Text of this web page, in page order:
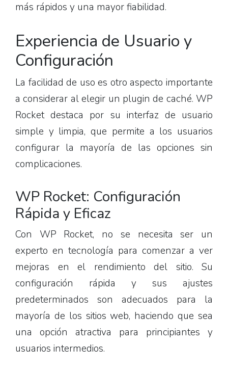
más rápidos y una mayor fiabilidad.
Experiencia de Usuario y
Configuración
La facilidad de uso es otro aspecto importante
a considerar al elegir un plugin de caché. WP
Rocket destaca por su interfaz de usuario
simple y limpia, que permite a los usuarios
configurar la mayoría de las opciones sin
complicaciones.
WP Rocket: Configuración
Rápida y Eficaz
Con WP Rocket, no se necesita ser un
experto en tecnología para comenzar a ver
mejoras en el rendimiento del sitio. Su
configuración rápida y sus ajustes
predeterminados son adecuados para la
mayoría de los sitios web, haciendo que sea
una opción atractiva para principiantes y
usuarios intermedios.